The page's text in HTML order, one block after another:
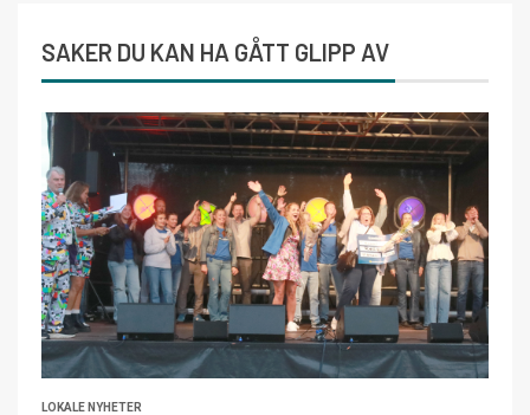
SAKER DU KAN HA GÅTT GLIPP AV
LOKALE NYHETER